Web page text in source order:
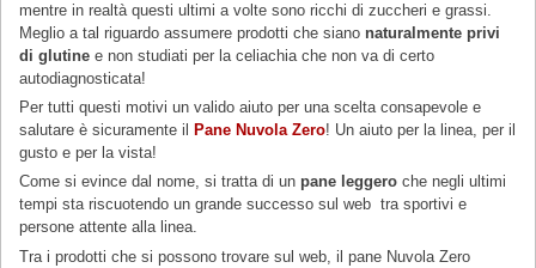
mentre in realtà questi ultimi a volte sono ricchi di zuccheri e grassi.
Meglio a tal riguardo assumere prodotti che siano naturalmente privi
di glutine e non studiati per la celiachia che non va di certo
autodiagnosticata!
Per tutti questi motivi un valido aiuto per una scelta consapevole e
salutare è sicuramente il
Pane Nuvola Zero! Un aiuto per la linea, per il
gusto e per la vista!
Come si evince dal nome, si tratta di un pane leggero che negli ultimi
tempi sta riscuotendo un grande successo sul web tra sportivi e
persone attente alla linea.
Tra i prodotti che si possono trovare sul web, il pane Nuvola Zero